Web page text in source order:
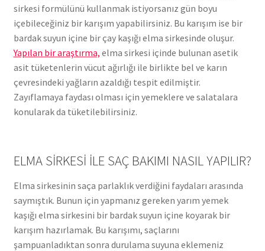
sirkesi formülünü kullanmak istiyorsanız gün boyu
içebileceğiniz bir karışım yapabilirsiniz. Bu karışım ise bir
bardak suyun içine bir çay kaşığı elma sirkesinde oluşur.
Yapılan bir araştırma, elma sirkesi içinde bulunan asetik
asit tüketenlerin vücut ağırlığı ile birlikte bel ve karın
çevresindeki yağların azaldığı tespit edilmiştir.
Zayıflamaya faydası olması için yemeklere ve salatalara
konularak da tüketilebilirsiniz.
ELMA SİRKESİ İLE SAÇ BAKIMI NASIL YAPILIR?
Elma sirkesinin saça parlaklık verdiğini faydaları arasında
saymıştık. Bunun için yapmanız gereken yarım yemek
kaşığı elma sirkesini bir bardak suyun içine koyarak bir
karışım hazırlamak. Bu karışımı, saçlarını
şampuanladıktan sonra durulama suyuna eklemeniz